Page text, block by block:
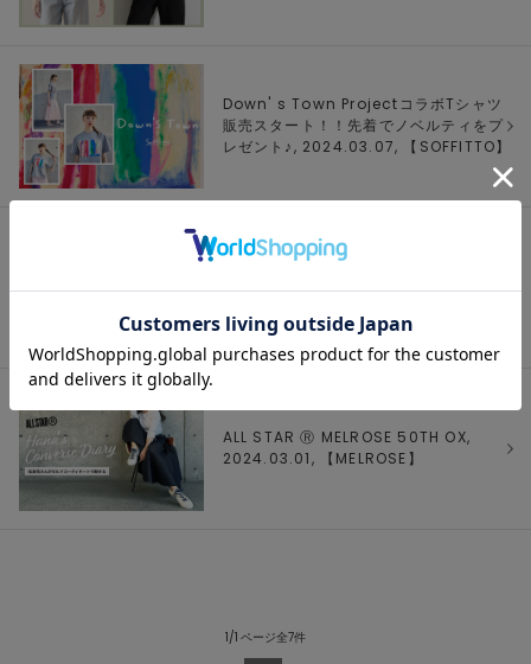
Down' s Town ProjectコラボTシャツ
販売スタート！！先着でノベルティをプ
レゼント♪, 2024.03.07, 【 SOFFITTO】
【MELROSE STORE】WEEKLY
RANKING.Mar.1, 2024.03.05,
ALL STAR Ⓡ MELROSE 50TH OX,
2024.03.01, 【 MELROSE 】
1/1 ページ全7件